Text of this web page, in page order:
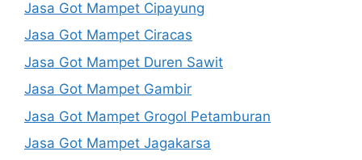
Jasa Got Mampet Cipayung
Jasa Got Mampet Ciracas
Jasa Got Mampet Duren Sawit
Jasa Got Mampet Gambir
Jasa Got Mampet Grogol Petamburan
Jasa Got Mampet Jagakarsa